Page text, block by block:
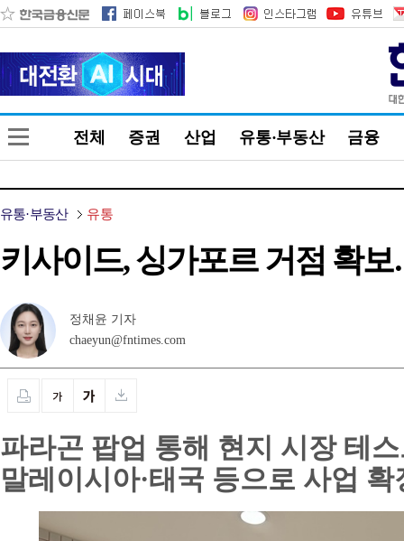
전체 증권 산업 유통·부동산 금융
유통·부동산 유통
키사이드, 싱가포르 거점 확
정채윤 기자
chaeyun@fntimes.com
파라곤 팝업 통해 현지 시장 테
말레이시아·태국 등으로 사업